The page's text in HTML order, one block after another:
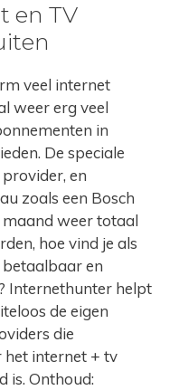
en TV
veel internet
weer erg veel
in
De speciale
en
zoals een Bosch
weer totaal
hoe vind je als
betaalbaar en
Internethunter helpt
de eigen
die
het internet + tv
is. Onthoud: